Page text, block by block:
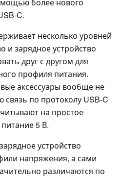
C.
несколько уровней
и зарядное устройство
друг с другом для
профиля питания.
аксессуары вообще не
по протоколу USB-C
на простое
5 В.
устройство
напряжения, а сами
различаются по